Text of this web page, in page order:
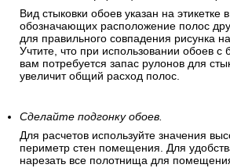
Убедитесь, что все рулоны одинаковы.
Удостоверьтесь, что все рулоны обоев
рисунок, цвет и размер.
Уточните информацию о стыковке
обозначающих расположение полос
для правильного совпадения рисунка
Учтите, что при использовании обоев с
вам потребуется запас рулонов для
увеличит общий расход полос.